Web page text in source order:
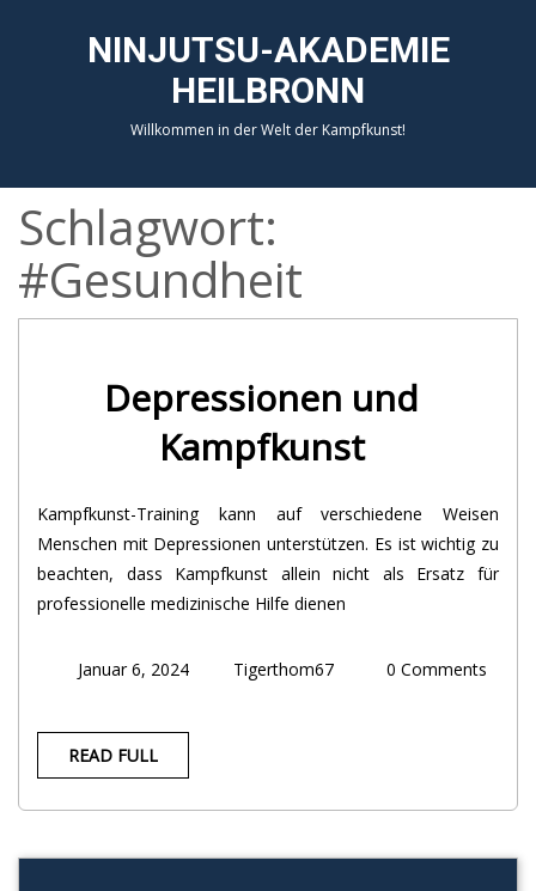
NINJUTSU-AKADEMIE
HEILBRONN
Willkommen in der Welt der Kampfkunst!
Schlagwort:
#Gesundheit
Depressionen und
Kampfkunst
Kampfkunst-Training kann auf verschiedene Weisen
Menschen mit Depressionen unterstützen. Es ist wichtig zu
beachten, dass Kampfkunst allein nicht als Ersatz für
professionelle medizinische Hilfe dienen
Januar 6, 2024 Tigerthom67 0 Comments
READ FULL